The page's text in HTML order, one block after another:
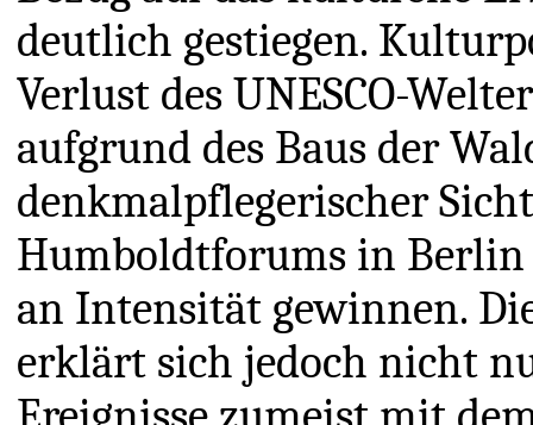
deutlich gestiegen.
Verlust des UNESCO-
aufgrund des Baus der
denkmalpflegerischer
Humboldtforums in Berlin
an Intensität gewinnen.
erklärt sich jedoch nicht